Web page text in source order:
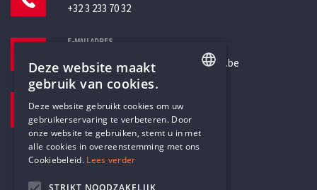
+32 3 233 70 32
E-MAILADRES
secretariaat@humanistischverbond.be
Pottenbrug 4
Antwerpen, 2000
DUTCH
Deze website maakt
gebruik van cookies.
Deze website gebruikt cookies om uw
gebruikerservaring te verbeteren. Door
onze website te gebruiken, stemt u in met
alle cookies in overeenstemming met ons
Cookiebeleid. Lees verder
STRIKT NOODZAKELIJK